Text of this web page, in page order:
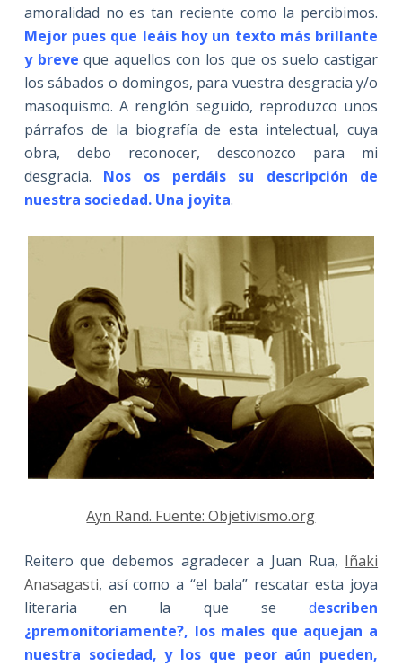
amoralidad no es tan reciente como la percibimos.
Mejor pues que leáis hoy un texto más brillante
y breveque aquellos con los que os suelo castigar
los sábados o domingos, para vuestra desgracia y/o
masoquismo. A renglón seguido, reproduzco unos
párrafos de la biografía de esta intelectual, cuya
obra, debo reconocer, desconozco para mi
desgracia. Nos os perdáis su descripción de
nuestra sociedad. Una joyita.
Ayn Rand. Fuente: Objetivismo.org
Reitero que debemos agradecer a Juan Rua, Iñaki
Anasagasti, así como a “el bala” rescatar esta joya
literaria en la que sedescriben
¿premonitoriamente?, los males que aquejan a
nuestra sociedad, y los que peor aún pueden,